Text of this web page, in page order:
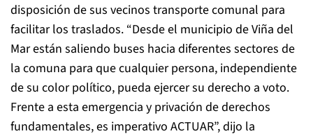
disposición de sus vecinos transporte comunal para
facilitar los traslados. “Desde el municipio de Viña del
Mar están saliendo buses hacia diferentes sectores de
la comuna para que cualquier persona, independiente
de su color político, pueda ejercer su derecho a voto.
Frente a esta emergencia y privación de derechos
fundamentales, es imperativo ACTUAR”, dijo la